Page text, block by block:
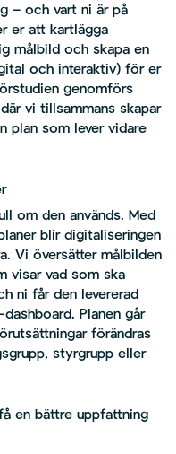
– och vart ni är på
er att kartlägga
målbild och skapa en
och interaktiv) för er
genomförs
vi tillsammans skapar
plan som lever vidare
om den används. Med
blir digitaliseringen
Vi översätter målbilden
visar vad som ska
ni får den levererad
Planen går
förändras
styrgrupp eller
en bättre uppfattning